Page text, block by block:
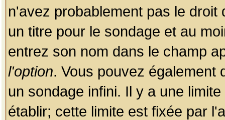
n'avez probablement pas le
un titre pour le sondage et au
entrez son nom dans le champ
l'option. Vous pouvez également
un sondage infini. Il y a une
établir; cette limite est fixée par